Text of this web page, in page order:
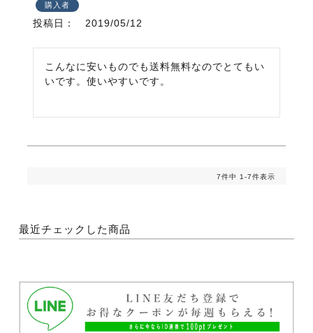
購入者
投稿日 2019/05/12
こんなに安いものでも送料無料なのでとてもい
いです。使いやすいです。
7件中 1-7件表示
最近チェックした商品